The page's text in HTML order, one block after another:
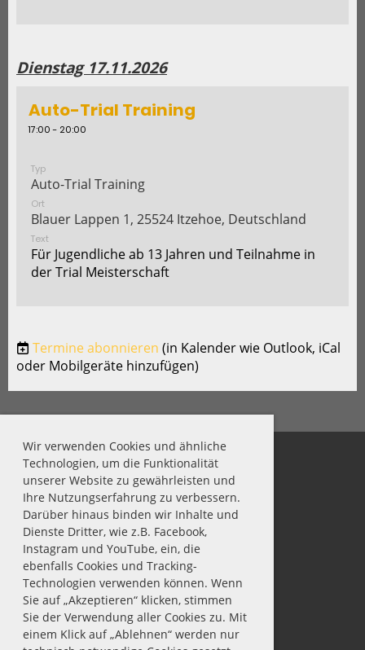
Wir verwenden Cookies und ähnliche
Technologien, um die Funktionalität
unserer Website zu gewährleisten und
Ihre Nutzungserfahrung zu verbessern.
Darüber hinaus binden wir Inhalte und
Dienste Dritter, wie z.B. Facebook,
Instagram und YouTube, ein, die
ebenfalls Cookies und Tracking-
Technologien verwenden können. Wenn
Sie auf „Akzeptieren“ klicken, stimmen
Sie der Verwendung aller Cookies zu. Mit
einem Klick auf „Ablehnen“ werden nur
Dienstag 17.11.2026
Auto-Trial Training
17:00 - 20:00
Typ
Auto-Trial Training
Ort
Blauer Lappen 1, 25524 Itzehoe, Deutschland
Text
Für Jugendliche ab 13 Jahren und Teilnahme in
der Trial Meisterschaft
Termine abonnieren (in Kalender wie Outlook, iCal
oder Mobilgeräte hinzufügen)
MSC Lägerdorf v. 1925 e.V.
Impressum
Datenschutz
Kontakt
Nord Ostsee Pokal